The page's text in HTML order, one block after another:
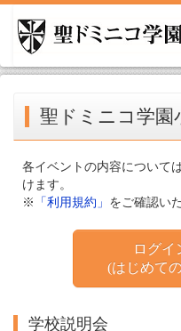
聖ドミニコ学園
各イベントの内容について
けます。
※
「利用規約」 をご確認い
ログイ
(はじめて
学校説明会